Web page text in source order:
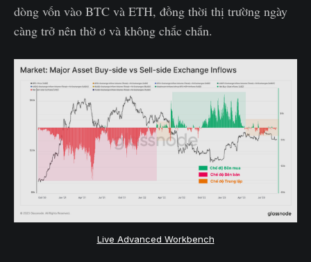
dòng vốn vào BTC và ETH, đồng thời thị trường ngày
càng trở nên thờ ơ và không chắc chắn.
Live Advanced Workbench